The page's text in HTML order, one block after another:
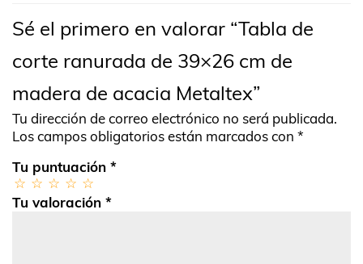
Sé el primero en valorar “Tabla de
corte ranurada de 39×26 cm de
madera de acacia Metaltex”
Tu dirección de correo electrónico no será publicada.
Los campos obligatorios están marcados con *
Tu puntuación *
Tu valoración *